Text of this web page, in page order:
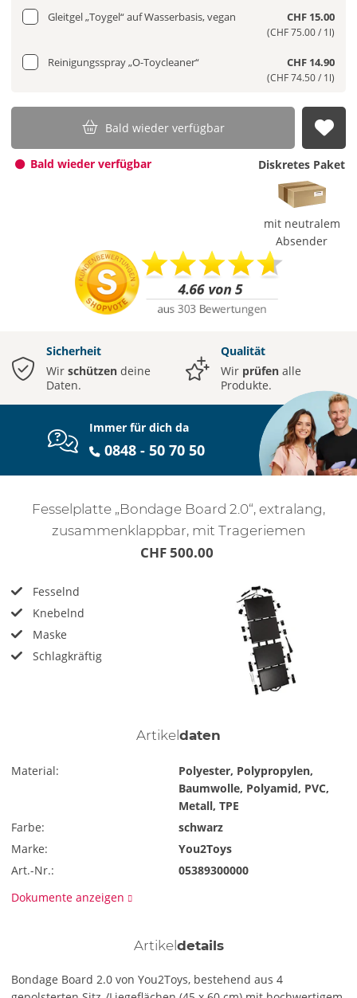
Gleitgel „Toygel“ auf Wasserbasis, vegan CHF 15.00
(CHF 75.00 / 1l)
Reinigungsspray „O-Toycleaner“ CHF 14.90
(CHF 74.50 / 1l)
Bald wieder verfügbar
Bald wieder verfügbar Diskretes Paket
mit neutralem
Absender
Sicherheit
Wir schützen deine
Daten.
Qualität
Wir prüfen alle
Produkte.
Immer für dich da
0848 - 50 70 50
Fesselplatte „Bondage Board 2.0“, extralang,
zusammenklappbar, mit Trageriemen
CHF 500.00
Fesselnd
Knebelnd
Maske
Schlagkräftig
Artikeldaten
Material:
Polyester, Polypropylen,
Baumwolle, Polyamid, PVC,
Metall, TPE
Farbe:
schwarz
Marke:
You2Toys
Art.-Nr.:
05389300000
Dokumente anzeigen
Artikeldetails
Bondage Board 2.0 von You2Toys, bestehend aus 4